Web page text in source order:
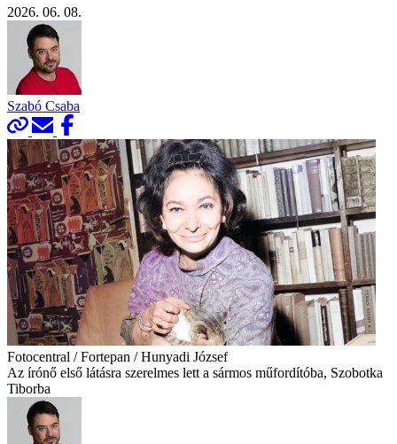
2026. 06. 08.
Szabó Csaba
Fotocentral / Fortepan / Hunyadi József
Az írónő első látásra szerelmes lett a sármos műfordítóba, Szobotka
Tiborba